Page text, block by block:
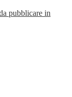
pubblicare in